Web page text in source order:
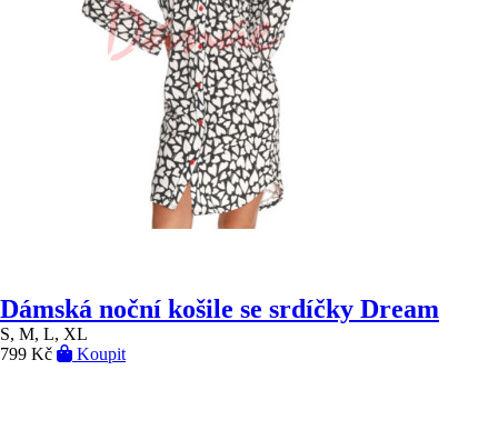
Dámská noční košile se srdíčky Dream
S, M, L, XL
799 Kč
Koupit